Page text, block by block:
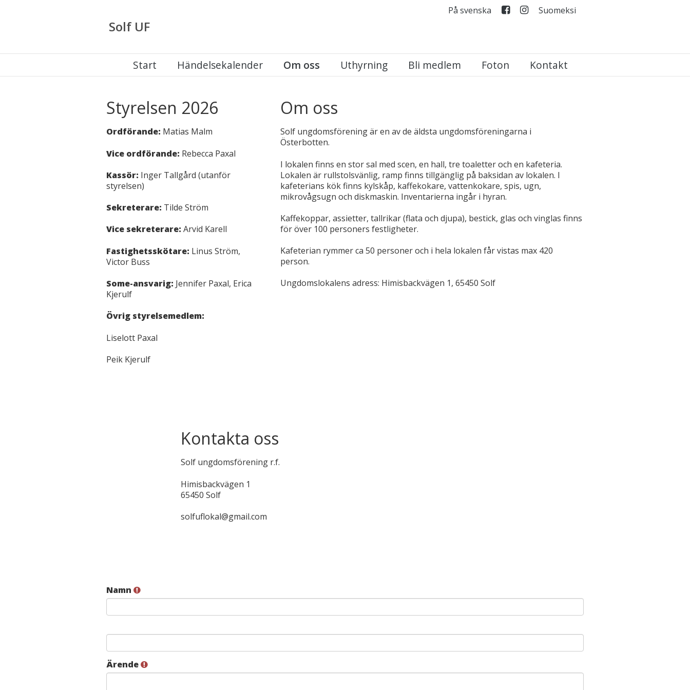
På svenska
Suomeksi
Solf UF
Start Händelsekalender Om oss Uthyrning Bli medlem Foton Kontakt
Om oss
Solf ungdomsförening är en av de äldsta ungdomsföreningarna i
Österbotten.
I lokalen finns en stor sal med scen, en hall, tre toaletter och en kafeteria.
Lokalen är rullstolsvänlig, ramp finns tillgänglig på baksidan av lokalen. I
kafeterians kök finns kylskåp, kaffekokare, vattenkokare, spis, ugn,
mikrovågsugn och diskmaskin. Inventarierna ingår i hyran.
Kaffekoppar, assietter, tallrikar (flata och djupa), bestick, glas och vinglas finns
för över 100 personers festligheter.
Kafeterian rymmer ca 50 personer och i hela lokalen får vistas max 420
person.
Ungdomslokalens adress: Himisbackvägen 1, 65450 Solf
Styrelsen 2026
Ordförande: Matias Malm
Vice ordförande: Rebecca Paxal
Kassör: Inger Tallgård (utanför
styrelsen)
Sekreterare: Tilde Ström
Vice sekreterare: Arvid Karell
Fastighetsskötare: Linus Ström,
Victor Buss
Some-ansvarig: Jennifer Paxal, Erica
Kjerulf
Övrig styrelsemedlem:
Liselott Paxal
Peik Kjerulf
Kontakta oss
Solf ungdomsförening r.f.
Himisbackvägen 1
65450 Solf
solfuflokal@gmail.com
Namn
Ärende